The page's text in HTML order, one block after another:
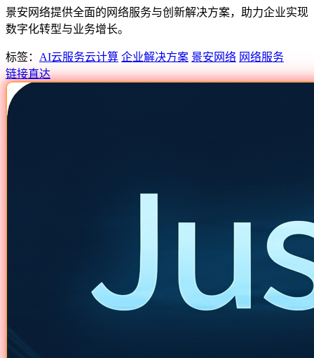
景安网络提供全面的网络服务与创新解决方案，助力企业实现
数字化转型与业务增长。
标签： AI云服务云计算 企业解决方案 景安网络 网络服务
链接直达